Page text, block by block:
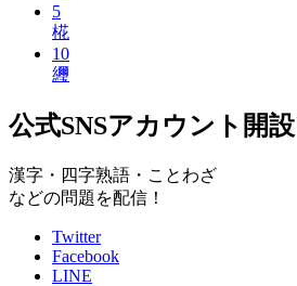
5
椛
10
䌳
公式SNSアカウント開
漢字・四字熟語・ことわざ
などの問題を配信！
Twitter
Facebook
LINE